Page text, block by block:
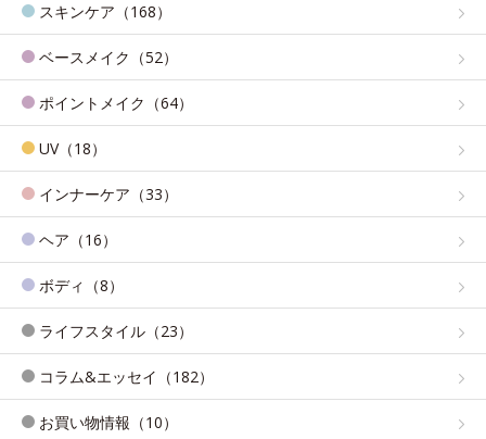
スキンケア（168）
ベースメイク（52）
ポイントメイク（64）
UV（18）
インナーケア（33）
ヘア（16）
ボディ（8）
ライフスタイル（23）
コラム&エッセイ（182）
お買い物情報（10）